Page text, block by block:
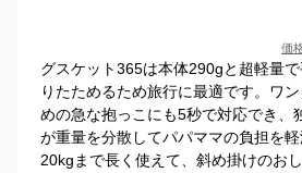
価
グスケット365は本体290gと超軽量
りたためるため旅行に最適です。ワ
めの急な抱っこにも5秒で対応でき、
が重量を分散してパパママの負担を
20kgまで長く使えて、斜め掛けのお